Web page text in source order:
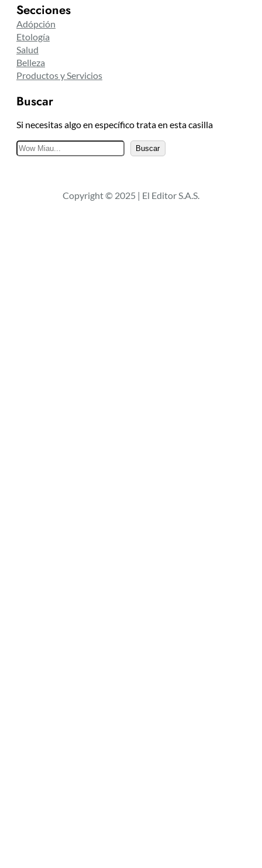
Secciones
Adópción
Etología
Salud
Belleza
Productos y Servicios
Buscar
Si necesitas algo en específico trata en esta casilla
B
u
a
Buscar
Copyright © 2025 | El Editor S.A.S.